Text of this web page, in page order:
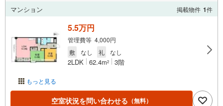
マンション
掲載物件 1件
もっと見る
5.5万円
管理費等 4,000円
敷
なし 礼 なし
2LDK 62.4m2 3階
空室状況を問い合わせる （無料）